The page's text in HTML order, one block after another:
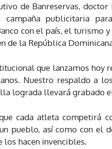
de Banreservas,
publicitaria
con el país, el turismo
de la República
que lanzamos
Nuestro respaldo a
lograda llevará grabado
cada atleta competirá
pueblo, así como con el
los hacen invencibles.